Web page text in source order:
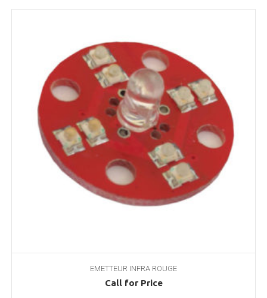
EMETTEUR INFRA ROUGE
Call for Price